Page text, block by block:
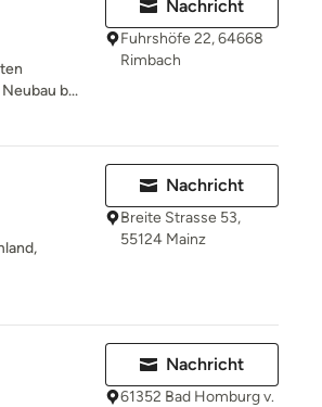
b...
Nachricht
Fuhrshöfe 22, 64668
Rimbach
Nachricht
Breite Strasse 53,
55124 Mainz
Nachricht
61352 Bad Homburg v.